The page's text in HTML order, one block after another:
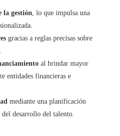
la gestión, lo que impulsa una
gracias a reglas precisas sobre
al brindar mayor
entidades financieras e
mediante una planificación
del desarrollo del talento.